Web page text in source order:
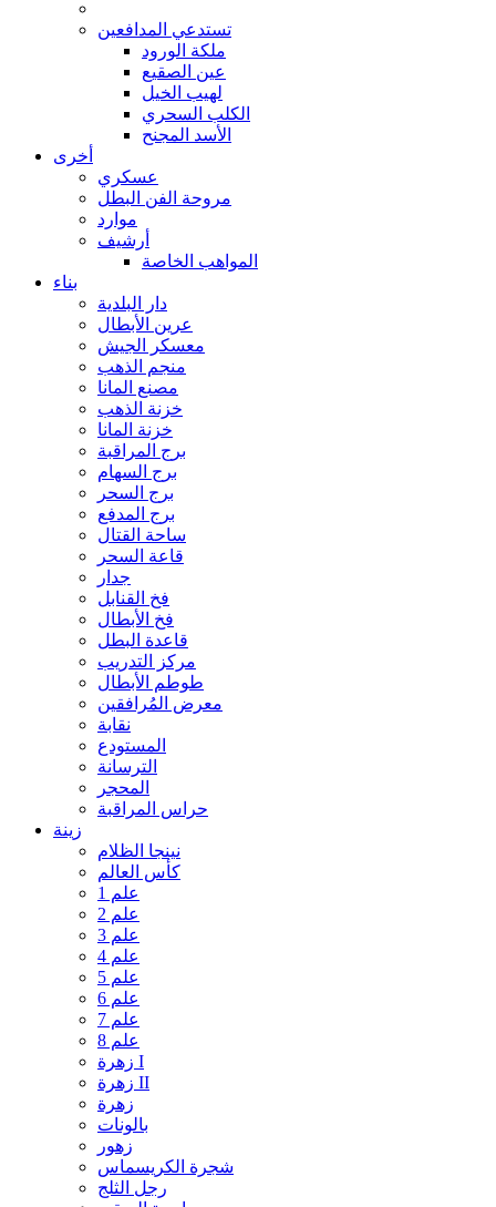
تستدعي المدافعين
ملكة الورود
عين الصقيع
لهيب الخيل
الكلب السحري
الأسد المجنح
أخرى
عسكري
مروحة الفن البطل
موارد
أرشيف
المواهب الخاصة
بناء
دار البلدية
عرين الأبطال
معسكر الجيش
منجم الذهب
مصنع المانا
خزنة الذهب
خزنة المانا
برج المراقبة
برج السهام
برج السحر
برج المدفع
ساحة القتال
قاعة السحر
جدار
فخ القنابل
فخ الأبطال
قاعدة البطل
مركز التدريب
طوطم الأبطال
معرض المُرافقين
نقابة
المستودع
الترسانة
المحجر
حراس المراقبة
زينة
نينجا الظلام
كأس العالم
علم 1
علم 2
علم 3
علم 4
علم 5
علم 6
علم 7
علم 8
زهرة I
زهرة II
زهرة
بالونات
زهور
شجرة الكريسماس
رجل الثلج